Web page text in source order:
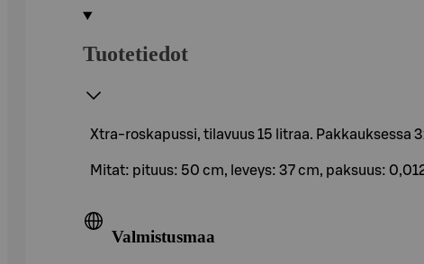
Tuotetiedot
Xtra-roskapussi, tilavuus 15 litraa. Pakkauksessa
Mitat: pituus: 50 cm, leveys: 37 cm, paksuus:
Valmistusmaa